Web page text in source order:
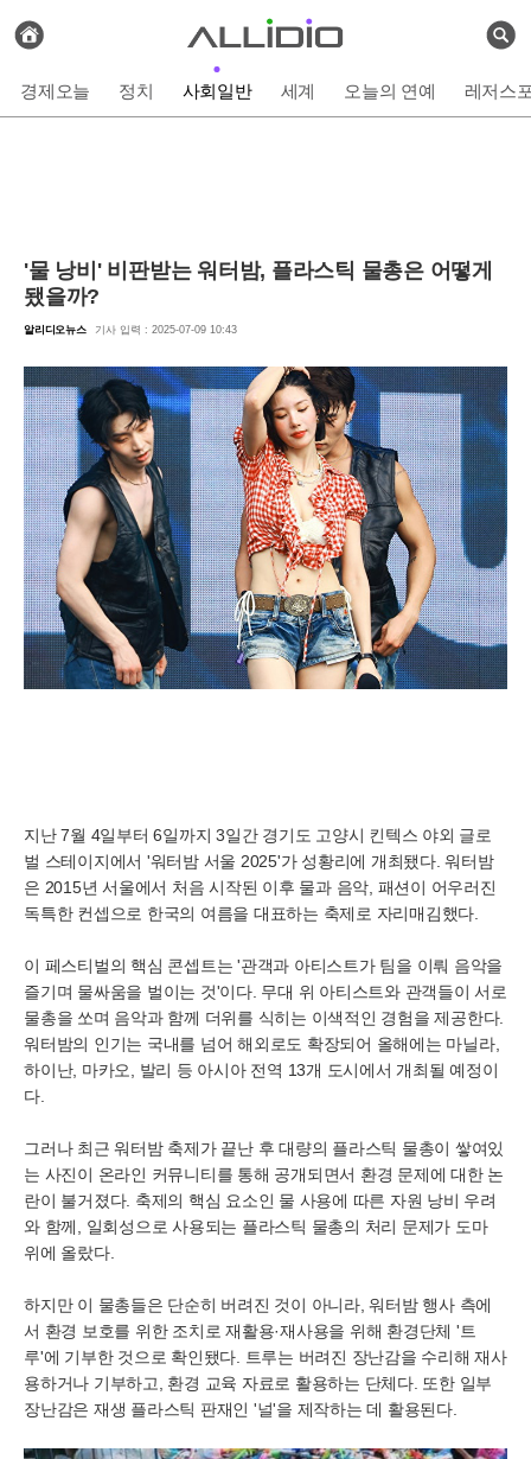
검
전
체
사
보
기
경제오늘 정치 사회일반 세계 오늘의 연예 레저스
'물 낭비' 비판받는 워터밤, 플라스틱 물총은 어떻게
됐을까?
알리디오뉴스 기사 입력 : 2025-07-09 10:43
지난 7월 4일부터 6일까지 3일간 경기도 고양시 킨텍스 야외 글로
벌 스테이지에서 '워터밤 서울 2025'가 성황리에 개최됐다. 워터밤
은 2015년 서울에서 처음 시작된 이후 물과 음악, 패션이 어우러진
독특한 컨셉으로 한국의 여름을 대표하는 축제로 자리매김했다.
이 페스티벌의 핵심 콘셉트는 '관객과 아티스트가 팀을 이뤄 음악을
즐기며 물싸움을 벌이는 것'이다. 무대 위 아티스트와 관객들이 서로
물총을 쏘며 음악과 함께 더위를 식히는 이색적인 경험을 제공한다.
워터밤의 인기는 국내를 넘어 해외로도 확장되어 올해에는 마닐라,
하이난, 마카오, 발리 등 아시아 전역 13개 도시에서 개최될 예정이
다.
그러나 최근 워터밤 축제가 끝난 후 대량의 플라스틱 물총이 쌓여있
는 사진이 온라인 커뮤니티를 통해 공개되면서 환경 문제에 대한 논
란이 불거졌다. 축제의 핵심 요소인 물 사용에 따른 자원 낭비 우려
와 함께, 일회성으로 사용되는 플라스틱 물총의 처리 문제가 도마
위에 올랐다.
하지만 이 물총들은 단순히 버려진 것이 아니라, 워터밤 행사 측에
서 환경 보호를 위한 조치로 재활용·재사용을 위해 환경단체 '트
루'에 기부한 것으로 확인됐다. 트루는 버려진 장난감을 수리해 재사
용하거나 기부하고, 환경 교육 자료로 활용하는 단체다. 또한 일부
장난감은 재생 플라스틱 판재인 '널'을 제작하는 데 활용된다.